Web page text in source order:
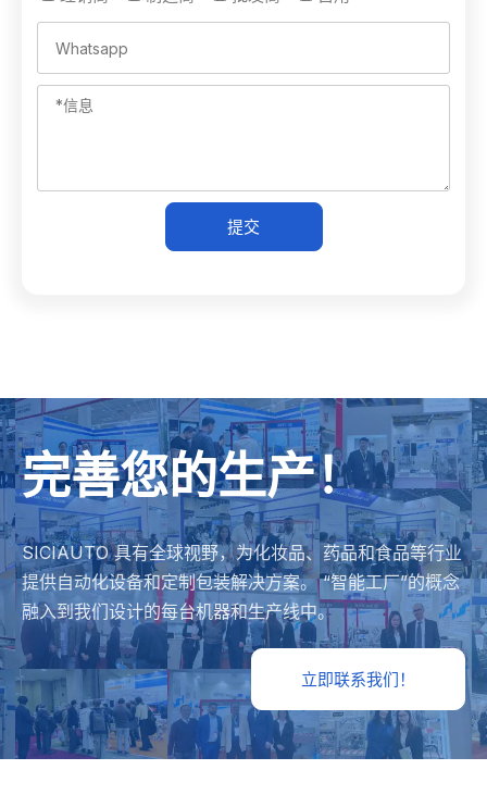
提交
完善您的生产！
SICIAUTO 具有全球视野，为化妆品、药品和食品等行业
提供自动化设备和定制包装解决方案。 “智能工厂”的概念
融入到我们设计的每台机器和生产线中。
立即联系我们！